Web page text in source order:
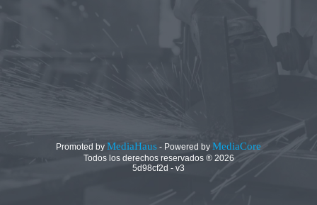
Promoted by MediaHaus - Powered by MediaCore
Todos los derechos reservados ® 2026
5d98cf2d - v3